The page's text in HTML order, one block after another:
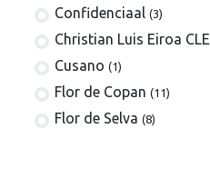
Confidenciaal (3)
Christian Luis Eiroa CLE
Cusano (1)
Flor de Copan (11)
Flor de Selva (8)